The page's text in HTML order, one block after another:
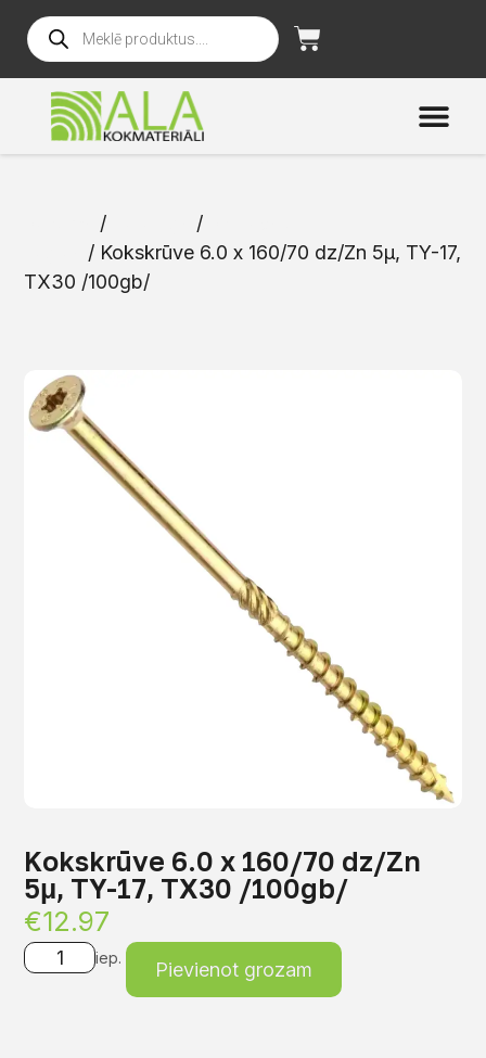
/ /
/ Kokskrūve 6.0 x 160/70 dz/Zn 5μ, TY-17,
TX30 /100gb/
Kokskrūve 6.0 x 160/70 dz/Zn
5μ, TY-17, TX30 /100gb/
€12.97
iep.
Pievienot grozam